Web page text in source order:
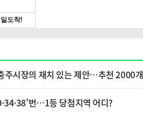
주시장의 재치 있는 제안…추천 2000개
번…1등 당첨지역 어디?